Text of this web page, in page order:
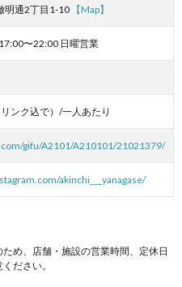
明通2丁目1-10 【Map】
〜22:00 日曜営業
ンク込で）/一人あたり
gifu/A2101/A210101/21021379/
akinchi___yanagase/
め、店舗・施設の営業時間、定休日
ださい。